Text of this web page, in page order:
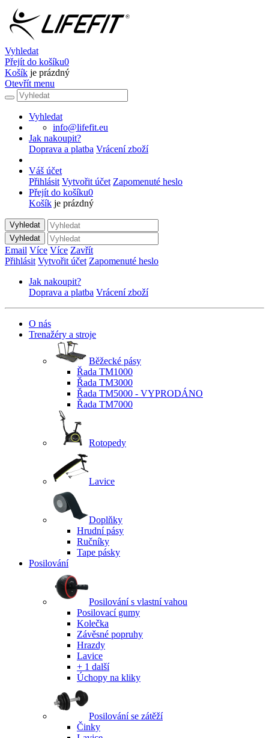
Vyhledat
Přejít do košíku0
Košík je prázdný
Otevřít menu
Vyhledat
info@lifefit.eu
Jak nakoupit?
Doprava a platba Vrácení zboží
Váš účet
Přihlásit Vytvořit účet Zapomenuté heslo
Přejít do košíku0
Košík je prázdný
Vyhledat
Vyhledat
Email Více Více Zavřít
Přihlásit Vytvořit účet Zapomenuté heslo
Jak nakoupit?
Doprava a platba Vrácení zboží
O nás
Trenažéry a stroje
Běžecké pásy
Řada TM1000
Řada TM3000
Řada TM5000 - VYPRODÁNO
Řada TM7000
Rotopedy
Lavice
Doplňky
Hrudní pásy
Ručníky
Tape pásky
Posilování
Posilování s vlastní vahou
Posilovací gumy
Kolečka
Závěsné popruhy
Hrazdy
Lavice
+ 1 další
Úchopy na kliky
Posilování se zátěží
Činky